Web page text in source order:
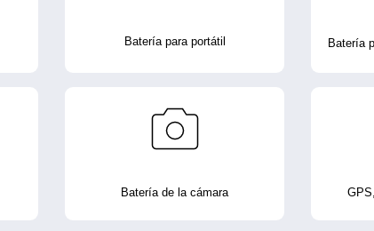
Batería para portátil Batería
Batería de la cámara